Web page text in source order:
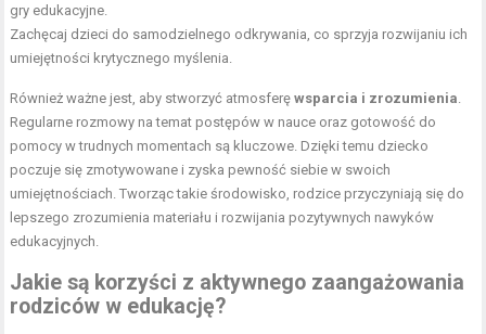
gry edukacyjne.
Zachęcaj dzieci do samodzielnego odkrywania, co sprzyja rozwijaniu ich
umiejętności krytycznego myślenia.
Również ważne jest, aby stworzyć atmosferęwsparcia i zrozumienia
Regularne rozmowy na temat postępów w nauce oraz gotowość do
pomocy w trudnych momentach są kluczowe. Dzięki temu dziecko
poczuje się zmotywowane i zyska pewność siebie w swoich
umiejętnościach. Tworząc takie środowisko, rodzice przyczyniają się do
lepszego zrozumienia materiału i rozwijania pozytywnych nawyków
edukacyjnych.
Jakie są korzyści z aktywnego zaangażowania
rodziców w edukację?